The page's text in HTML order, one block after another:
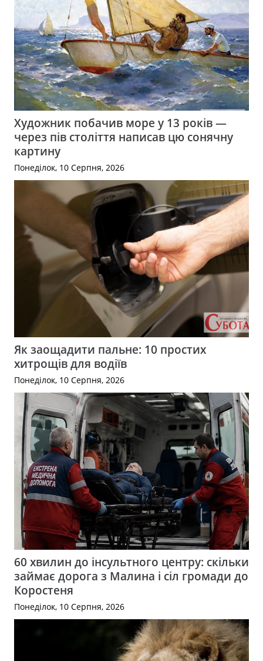
Художник побачив море у 13 років —
через пів століття написав цю сонячну
картину
Понеділок, 10 Серпня, 2026
Як заощадити пальне: 10 простих
хитрощів для водіїв
Понеділок, 10 Серпня, 2026
60 хвилин до інсультного центру: скільки
займає дорога з Малина і сіл громади до
Коростеня
Понеділок, 10 Серпня, 2026